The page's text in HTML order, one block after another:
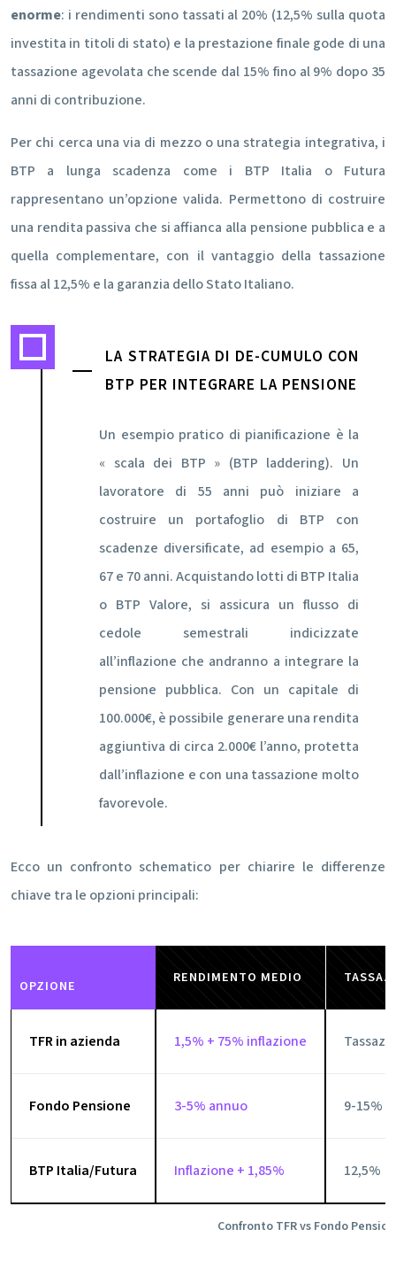
enorme: i rendimenti sono tassati al 20% (12,5% sulla quota
investita in titoli di stato) e la prestazione finale gode di una
tassazione agevolata che scende dal 15% fino al 9% dopo 35
anni di contribuzione.
Per chi cerca una via di mezzo o una strategia integrativa, i
BTP a lunga scadenza come i BTP Italia o Futura
rappresentano un’opzione valida. Permettono di costruire
una rendita passiva che si affianca alla pensione pubblica e a
quella complementare, con il vantaggio della tassazione
fissa al 12,5% e la garanzia dello Stato Italiano.
LA STRATEGIA DI DE-CUMULO CON
BTP PER INTEGRARE LA PENSIONE
Un esempio pratico di pianificazione è la
« scala dei BTP » (BTP laddering). Un
lavoratore di 55 anni può iniziare a
costruire un portafoglio di BTP con
scadenze diversificate, ad esempio a 65,
67 e 70 anni. Acquistando lotti di BTP Italia
o BTP Valore, si assicura un flusso di
cedole semestrali indicizzate
all’inflazione che andranno a integrare la
pensione pubblica. Con un capitale di
100.000€, è possibile generare una rendita
aggiuntiva di circa 2.000€ l’anno, protetta
dall’inflazione e con una tassazione molto
favorevole.
Ecco un confronto schematico per chiarire le differenze
chiave tra le opzioni principali:
Confronto TFR vs Fondo
OPZIONE RENDIMENTO MEDIO
TFR in azienda 1,5% + 75% inflazione
Fondo Pensione 3-5% annuo 9-15%
BTP Italia/Futura Inflazione + 1,85% 12,5%